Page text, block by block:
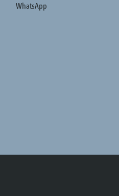
WhatsApp